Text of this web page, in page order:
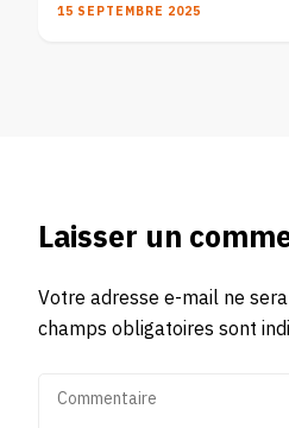
15 SEPTEMBRE 2025
Laisser un
Votre adresse e-mail ne
champs obligatoires sont